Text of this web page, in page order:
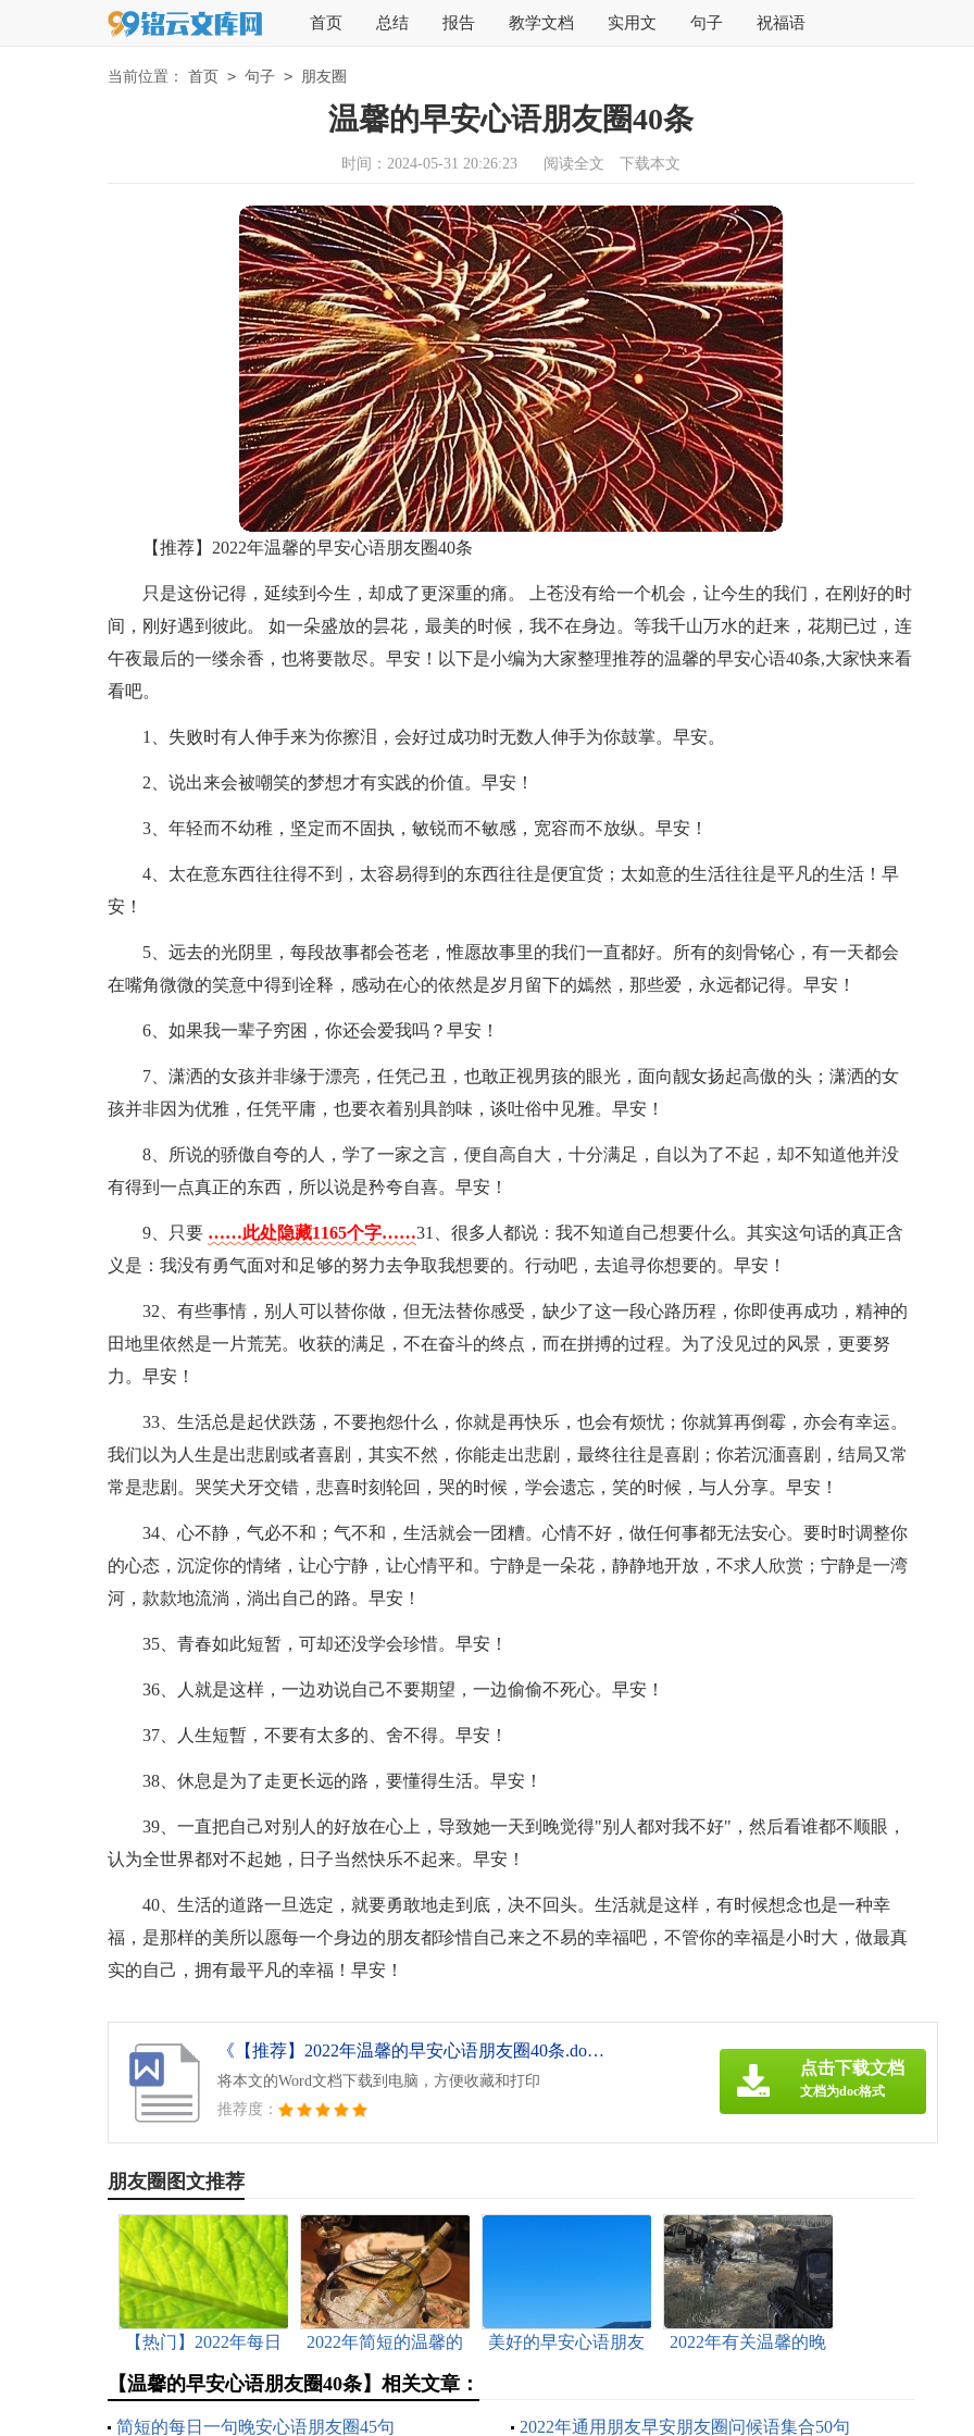
首页 总结 报告 教学文档 实用文 句子 祝福语
当前位置： 首页 > 句子 > 朋友圈
温馨的早安心语朋友圈40条
时间：2024-05-31 20:26:23 阅读全文 下载本文
【推荐】2022年温馨的早安心语朋友圈40条
只是这份记得，延续到今生，却成了更深重的痛。 上苍没有给一个机会，让今生的我们，在刚好的时
间，刚好遇到彼此。 如一朵盛放的昙花，最美的时候，我不在身边。等我千山万水的赶来，花期已过，连
午夜最后的一缕余香，也将要散尽。早安！以下是小编为大家整理推荐的温馨的早安心语40条,大家快来看
看吧。
1、失败时有人伸手来为你擦泪，会好过成功时无数人伸手为你鼓掌。早安。
2、说出来会被嘲笑的梦想才有实践的价值。早安！
3、年轻而不幼稚，坚定而不固执，敏锐而不敏感，宽容而不放纵。早安！
4、太在意东西往往得不到，太容易得到的东西往往是便宜货；太如意的生活往往是平凡的生活！早
安！
5、远去的光阴里，每段故事都会苍老，惟愿故事里的我们一直都好。所有的刻骨铭心，有一天都会
在嘴角微微的笑意中得到诠释，感动在心的依然是岁月留下的嫣然，那些爱，永远都记得。早安！
6、如果我一辈子穷困，你还会爱我吗？早安！
7、潇洒的女孩并非缘于漂亮，任凭己丑，也敢正视男孩的眼光，面向靓女扬起高傲的头；潇洒的女
孩并非因为优雅，任凭平庸，也要衣着别具韵味，谈吐俗中见雅。早安！
8、所说的骄傲自夸的人，学了一家之言，便自高自大，十分满足，自以为了不起，却不知道他并没
有得到一点真正的东西，所以说是矜夸自喜。早安！
9、只要 ……此处隐藏1165个字……31、很多人都说：我不知道自己想要什么。其实这句话的真正含
义是：我没有勇气面对和足够的努力去争取我想要的。行动吧，去追寻你想要的。早安！
32、有些事情，别人可以替你做，但无法替你感受，缺少了这一段心路历程，你即使再成功，精神的
田地里依然是一片荒芜。收获的满足，不在奋斗的终点，而在拼搏的过程。为了没见过的风景，更要努
力。早安！
33、生活总是起伏跌荡，不要抱怨什么，你就是再快乐，也会有烦忧；你就算再倒霉，亦会有幸运。
我们以为人生是出悲剧或者喜剧，其实不然，你能走出悲剧，最终往往是喜剧；你若沉湎喜剧，结局又常
常是悲剧。哭笑犬牙交错，悲喜时刻轮回，哭的时候，学会遗忘，笑的时候，与人分享。早安！
34、心不静，气必不和；气不和，生活就会一团糟。心情不好，做任何事都无法安心。要时时调整你
的心态，沉淀你的情绪，让心宁静，让心情平和。宁静是一朵花，静静地开放，不求人欣赏；宁静是一湾
河，款款地流淌，淌出自己的路。早安！
35、青春如此短暂，可却还没学会珍惜。早安！
36、人就是这样，一边劝说自己不要期望，一边偷偷不死心。早安！
37、人生短暫，不要有太多的、舍不得。早安！
38、休息是为了走更长远的路，要懂得生活。早安！
39、一直把自己对别人的好放在心上，导致她一天到晚觉得"别人都对我不好"，然后看谁都不顺眼，
认为全世界都对不起她，日子当然快乐不起来。早安！
40、生活的道路一旦选定，就要勇敢地走到底，决不回头。生活就是这样，有时候想念也是一种幸
福，是那样的美所以愿每一个身边的朋友都珍惜自己来之不易的幸福吧，不管你的幸福是小时大，做最真
实的自己，拥有最平凡的幸福！早安！
《【推荐】2022年温馨的早安心语朋友圈40条.doc》
将本文的Word文档下载到电脑，方便收藏和打印
推荐度：
点击下载文档
文档为doc格式
朋友圈图文推荐
【热门】2022年每日
集锦60条
2022年简短的温馨的
美好的早安心语朋友
2022年有关温馨的晚
【温馨的早安心语朋友圈40条】相关文章：
简短的每日一句晚安心语朋友圈45句 2022年通用朋友早安朋友圈问候语集合50句